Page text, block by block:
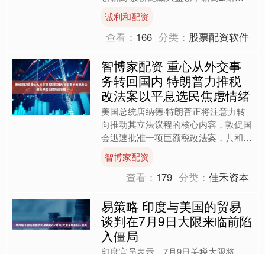
酩轩三季度业绩....
诚利和配资
查看： 166 分类： 股票配资软件
智博家配资 重心从外交事
务转回国内 特朗普力推税
改法案以平息选民焦虑情绪
美国总统唐纳德·特朗普正将注意力转
向推动其立法议程的核心内容，敦促国
会迅速批准一项巨额税改法案，共和党
人认为该法案将决定他们在中期选举中
的政治命运。 特朗普近期....
智博家配资
查看： 179 分类：佳禾资本
易策略 印度与美国的贸易
谈判在7月9日大限来临前陷
入僵局